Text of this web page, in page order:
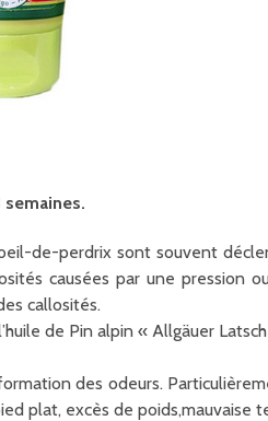
de-perdrix sont souvent
causées par une pression
callosités.
de Pin alpin « Allgäuer
des odeurs.
plat, excès de poids,mauvaise